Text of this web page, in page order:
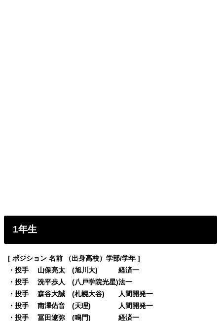
1年生
[ ポジション 名前 （出身高校）学部/学年 ]
・投手 山保亮太 (旭川大) 経済一
・投手 洗平歩人 (八戸学院光星)法一
・投手 森谷大誠 (札幌大谷) 人間開発一
・投手 南澤佑音 (天理) 人間開発一
・投手 冨田遼弥 (鳴門) 経済一